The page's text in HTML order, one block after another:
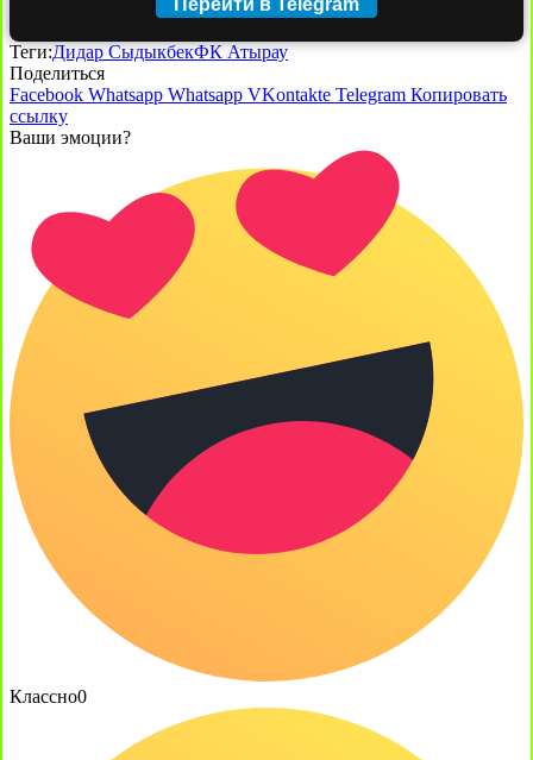
Теги:Дидар СыдыкбекФК Атырау
Поделиться
Facebook Whatsapp Whatsapp VKontakte Telegram Копировать
ссылку
Ваши эмоции?
Классно0